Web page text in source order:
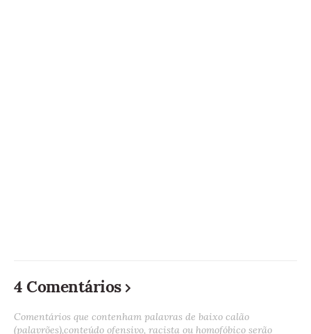
4 Comentários
Comentários que contenham palavras de baixo calão
(palavrões),conteúdo ofensivo, racista ou homofóbico serão